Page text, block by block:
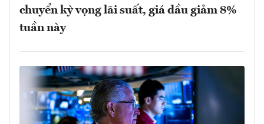
chuyển kỳ vọng lãi suất, giá dầu giảm 8%
tuần này